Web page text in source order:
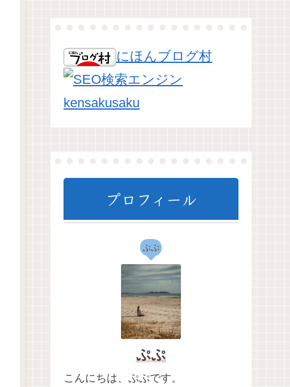
にほんブログ村
プロフィール
ぷぷ
ぷぷ
こんにちは、ぷぷです。